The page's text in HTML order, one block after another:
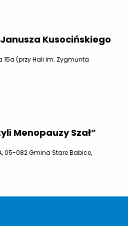
Kusocińskiego
15a (przy Hali im. Zygmunta
Menopauzy Szał”
05-082 Gmina Stare Babice,